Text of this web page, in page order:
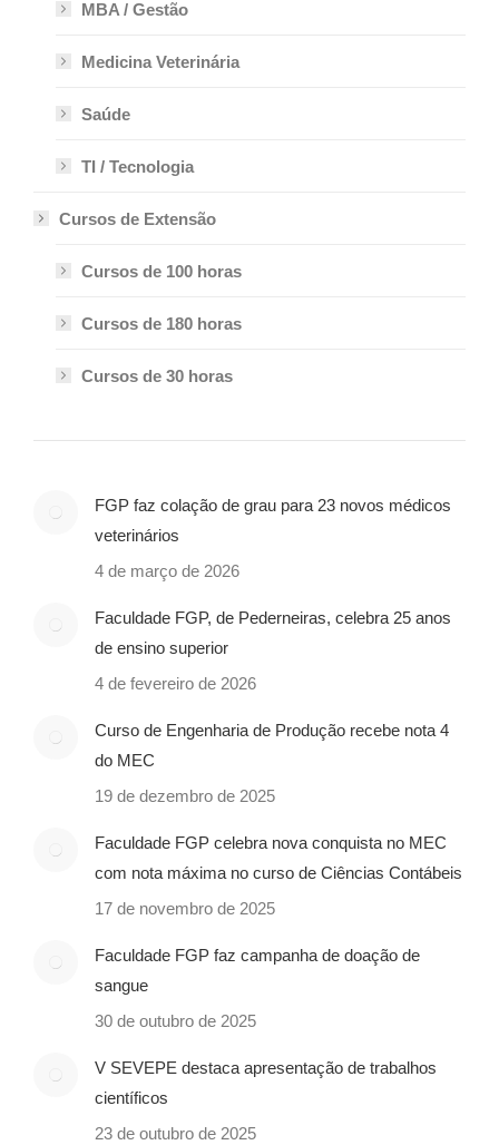
MBA / Gestão
Medicina Veterinária
Saúde
TI / Tecnologia
Cursos de Extensão
Cursos de 100 horas
Cursos de 180 horas
Cursos de 30 horas
FGP faz colação de grau para 23 novos médicos
veterinários
4 de março de 2026
Faculdade FGP, de Pederneiras, celebra 25 anos
de ensino superior
4 de fevereiro de 2026
Curso de Engenharia de Produção recebe nota 4
do MEC
19 de dezembro de 2025
Faculdade FGP celebra nova conquista no MEC
com nota máxima no curso de Ciências Contábeis
17 de novembro de 2025
Faculdade FGP faz campanha de doação de
sangue
30 de outubro de 2025
V SEVEPE destaca apresentação de trabalhos
científicos
23 de outubro de 2025